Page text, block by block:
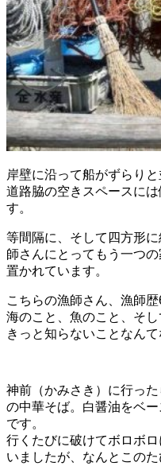
岸壁に沿って船がずらり
道路脇の空きスペースに
す。
等間隔に、そして四方形
師さんにとってもう一つ
置かれています。
こちらの漁師さん、漁師
海のこと、魚のこと、そ
きっと知らないことなん
神前（かみさき）に行っ
の中華そば。白醤油をベ
です。
行くたびに破けてボロボ
いましたが、なんとこの